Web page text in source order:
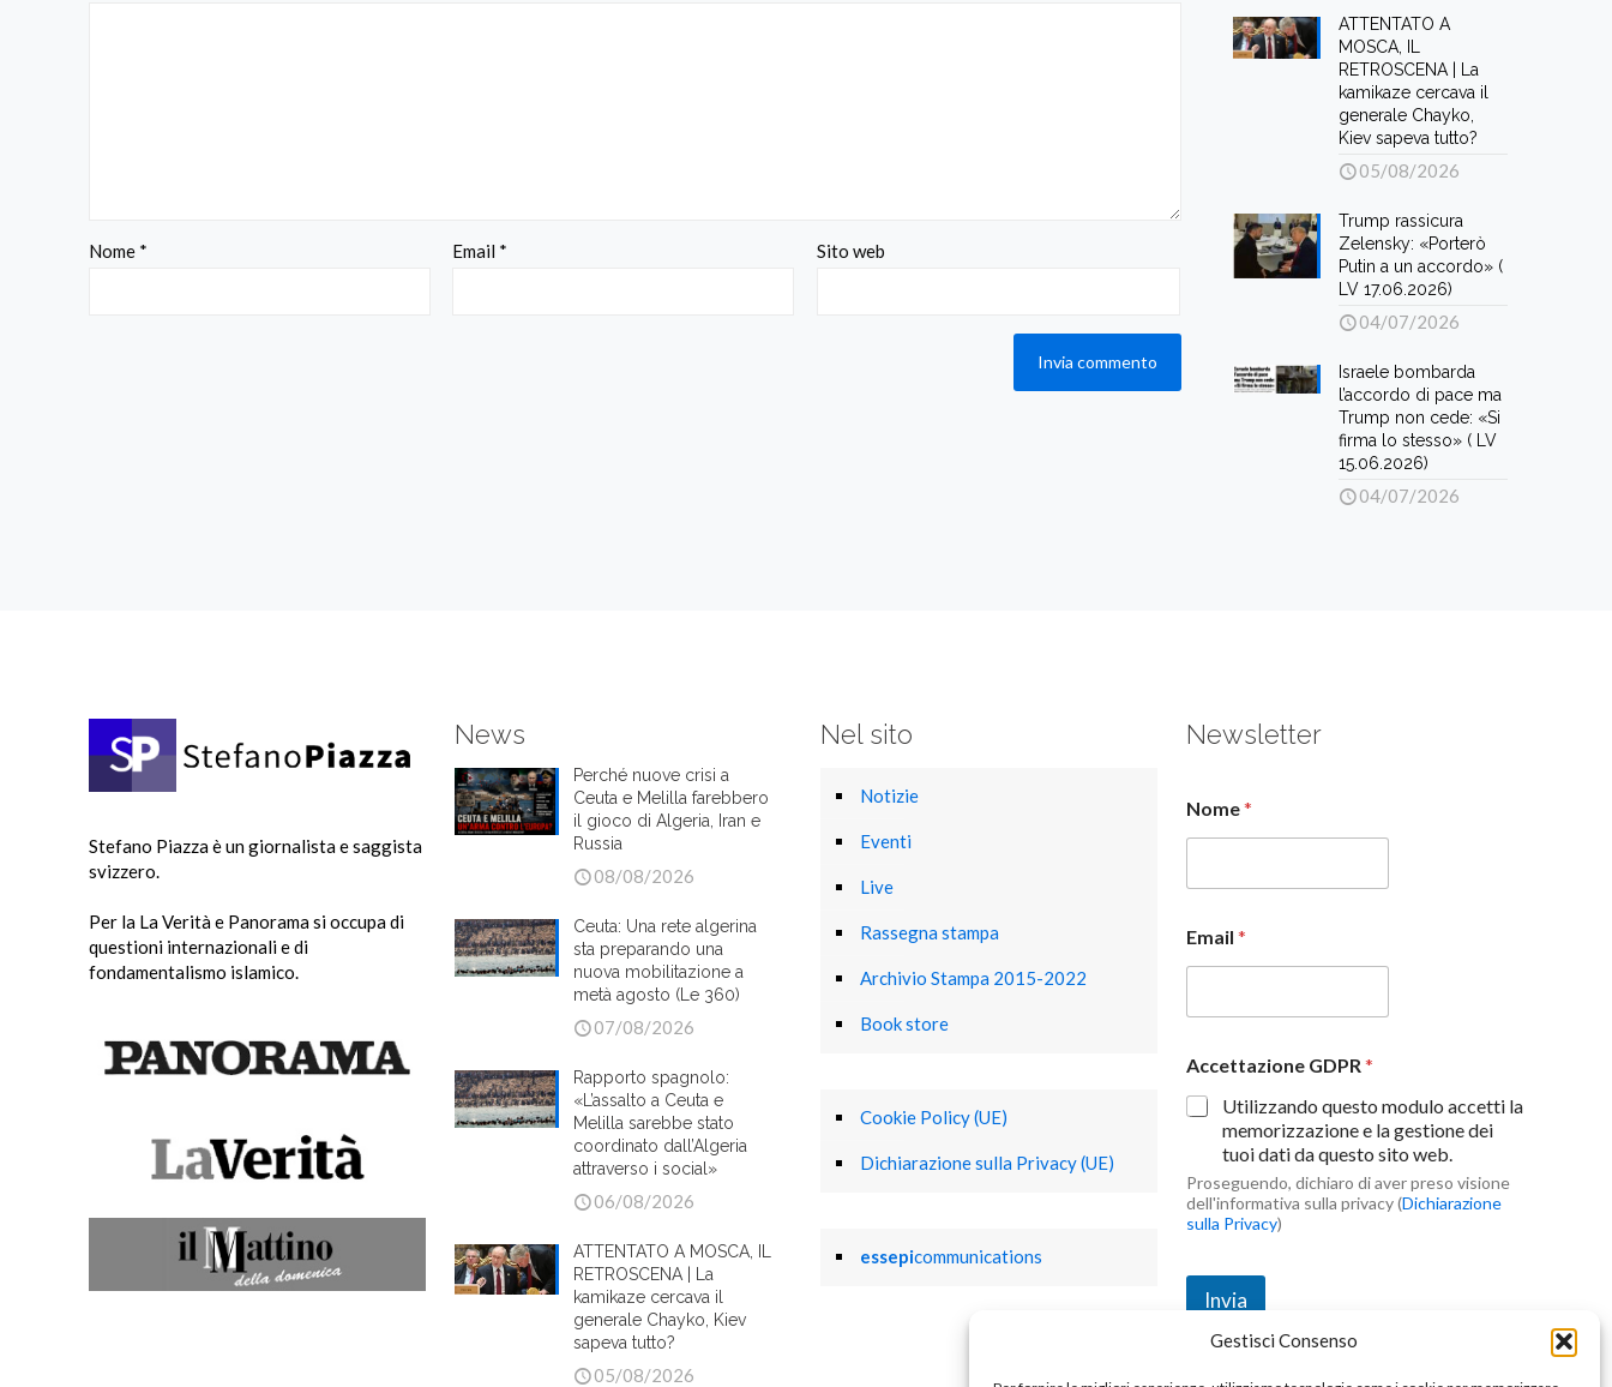
Gestisci Consenso
Nome * Email * Sito web
ATTENTATO A
MOSCA, IL
RETROSCENA | La
kamikaze cercava il
generale Chayko,
Kiev sapeva tutto?
05/08/2026
Trump rassicura
Zelensky: «Porterò
Putin a un accordo» (
LV 17.06.2026)
04/07/2026
Israele bombarda
l’accordo di pace ma
Trump non cede: «Si
firma lo stesso» ( LV
15.06.2026)
04/07/2026
Stefano Piazza è un giornalista e saggista
svizzero.
Per la La Verità e Panorama si occupa di
questioni internazionali e di
fondamentalismo islamico.
News
Perché nuove crisi a
Ceuta e Melilla farebbero
il gioco di Algeria, Iran e
Russia
08/08/2026
Ceuta: Una rete algerina
sta preparando una
nuova mobilitazione a
metà agosto (Le 360)
07/08/2026
Rapporto spagnolo:
«L’assalto a Ceuta e
Melilla sarebbe stato
coordinato dall’Algeria
attraverso i social»
06/08/2026
ATTENTATO A MOSCA, IL
RETROSCENA | La
kamikaze cercava il
generale Chayko, Kiev
sapeva tutto?
05/08/2026
Nel sito
Notizie
Eventi
Live
Rassegna stampa
Archivio Stampa 2015-2022
Book store
Cookie Policy (UE)
Dichiarazione sulla Privacy (UE)
essepicommunications
Newsletter
Nome*
Email *
Accettazione GDPR*
Utilizzando questo modulo accetti la
memorizzazione e la gestione dei
tuoi dati da questo sito web.
Proseguendo, dichiaro di aver preso visione
dell'informativa sulla privacy (Dichiarazione
sulla Privacy)
Invia